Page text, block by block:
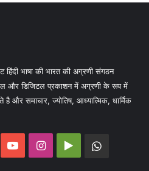
भाषा की भारत की अग्रणी संगठन
और डिजिटल प्रकाशन में अग्रणी के रूप में
है और समाचार, ज्योतिष, आध्यात्मिक, धार्मिक
YouTubeInstagram
Google